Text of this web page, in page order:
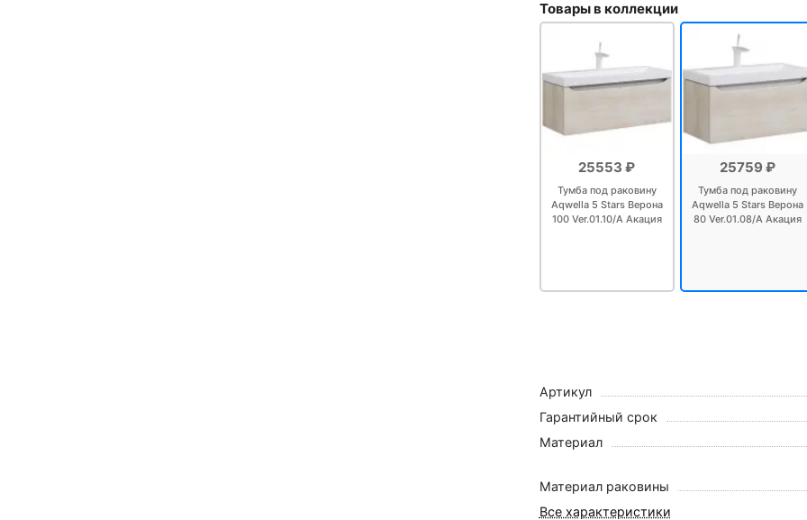
Крючок Haiba
Крючок Haiba HB8405-
Крючок для полотенец
Стакан для зубных щеток
Стакан для зубных щеток
Товары в коллекции
25553 ₽
Тумба под раковину
Aqwella 5 Stars Верона
100 Ver.01.10/A Акация
25759 ₽
Тумба под раковину
Aqwella 5 Stars Верона
80 Ver.01.08/А Акация
Артикул
Гарантийный срок
Материал
Материал раковины
Все характеристики